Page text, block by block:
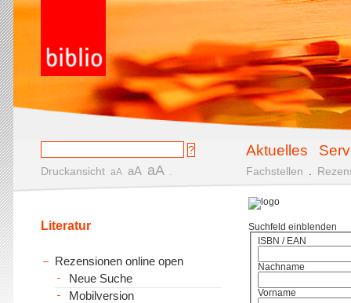
Aktuelles
Druckansicht aA aA aA Fachstellen
Suchfeld einblenden
ISBN / EAN
Nachname
Vorname
Literatur
Rezensionen online open
Neue Suche
Mobilversion